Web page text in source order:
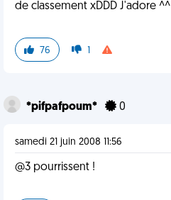
de classement xDDD J'adore ^^
76 1
*pifpafpoum* 0
samedi 21 juin 2008 11:56
@3 pourrissent !